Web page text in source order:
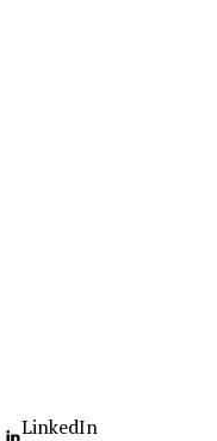
LinkedIn